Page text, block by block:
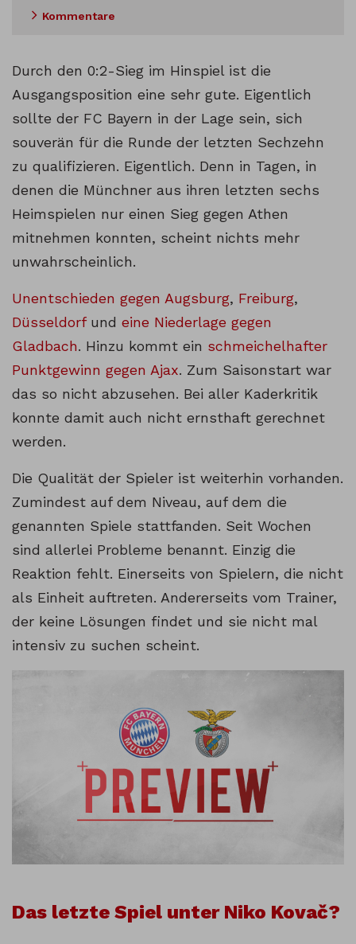
Kommentare
Durch den 0:2-Sieg im Hinspiel ist die
Ausgangsposition eine sehr gute. Eigentlich
sollte der FC Bayern in der Lage sein, sich
souverän für die Runde der letzten Sechzehn
zu qualifizieren. Eigentlich. Denn in Tagen, in
denen die Münchner aus ihren letzten sechs
Heimspielen nur einen Sieg gegen Athen
mitnehmen konnten, scheint nichts mehr
unwahrscheinlich.
Unentschieden gegen Augsburg, Freiburg,
Düsseldorfund eine Niederlage gegen
Gladbach. Hinzu kommt ein schmeichelhafter
Punktgewinn gegen Ajax. Zum Saisonstart war
das so nicht abzusehen. Bei aller Kaderkritik
konnte damit auch nicht ernsthaft gerechnet
werden.
Die Qualität der Spieler ist weiterhin vorhanden.
Zumindest auf dem Niveau, auf dem die
genannten Spiele stattfanden. Seit Wochen
sind allerlei Probleme benannt. Einzig die
Reaktion fehlt. Einerseits von Spielern, die nicht
als Einheit auftreten. Andererseits vom Trainer,
der keine Lösungen findet und sie nicht mal
intensiv zu suchen scheint.
Das letzte Spiel unter Niko Kovač?